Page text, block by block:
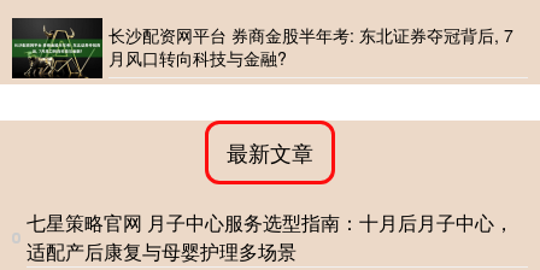
长沙配资网平台 券商金股半年考: 东北证券夺冠背后, 7
月风口转向科技与金融?
最新文章
七星策略官网 月子中心服务选型指南：十月后月子中心，
适配产后康复与母婴护理多场景